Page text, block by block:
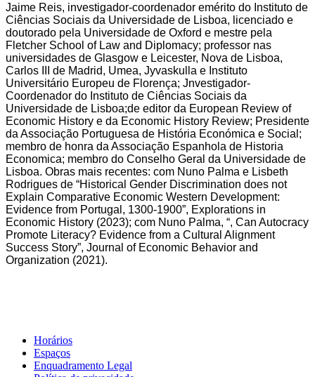
Jaime Reis, investigador-coordenador emérito do Instituto de
Ciências Sociais da Universidade de Lisboa, licenciado e
doutorado pela Universidade de Oxford e mestre pela
Fletcher School of Law and Diplomacy; professor nas
universidades de Glasgow e Leicester, Nova de Lisboa,
Carlos III de Madrid, Umea, Jyvaskulla e Instituto
Universitário Europeu de Florença; Jnvestigador-
Coordenador do Instituto de Ciências Sociais da
Universidade de Lisboa;de editor da European Review of
Economic History e da Economic History Review; Presidente
da Associação Portuguesa de História Económica e Social;
membro de honra da Associação Espanhola de Historia
Economica; membro do Conselho Geral da Universidade de
Lisboa. Obras mais recentes: com Nuno Palma e Lisbeth
Rodrigues de “Historical Gender Discrimination does not
Explain Comparative Economic Western Development:
Evidence from Portugal, 1300-1900”, Explorations in
Economic History (2023); com Nuno Palma, “, Can Autocracy
Promote Literacy? Evidence from a Cultural Alignment
Success Story”, Journal of Economic Behavior and
Organization (2021).
Horários
Espaços
Enquadramento Legal